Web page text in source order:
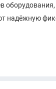
надёжную